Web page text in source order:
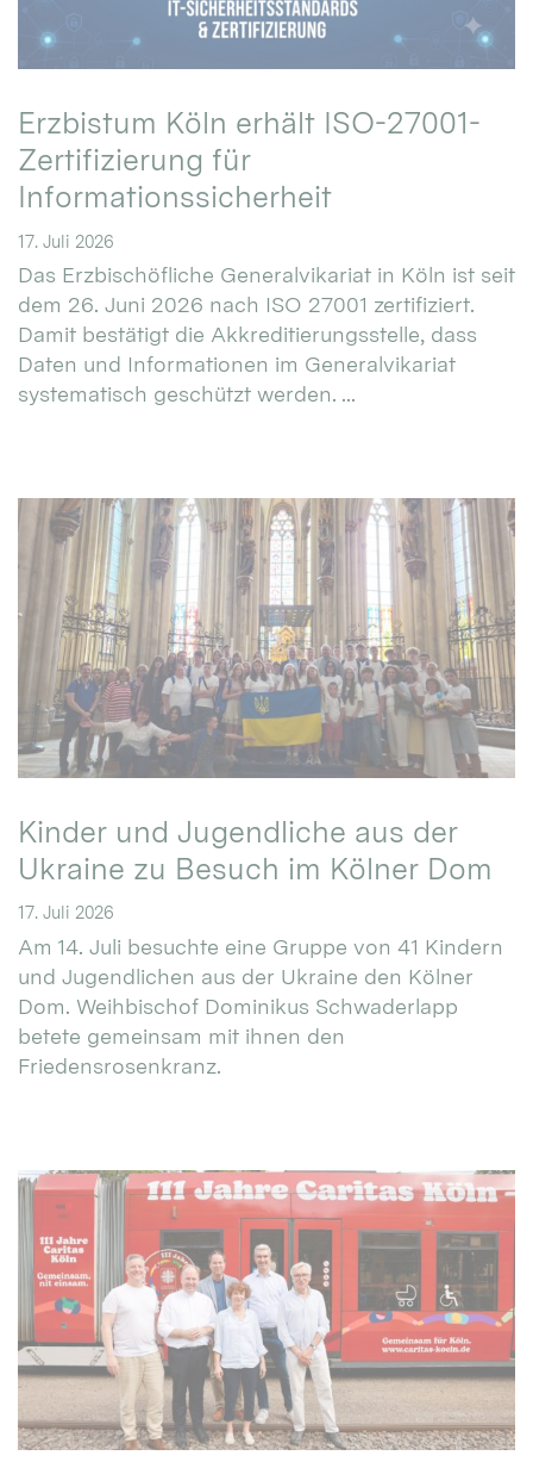
Erzbistum Köln erhält ISO-27001-
Zertifizierung für
Informationssicherheit
17. Juli 2026
Das Erzbischöfliche Generalvikariat in Köln ist seit
dem 26. Juni 2026 nach ISO 27001 zertifiziert.
Damit bestätigt die Akkreditierungsstelle, dass
Daten und Informationen im Generalvikariat
systematisch geschützt werden. ...
Kinder und Jugendliche aus der
Ukraine zu Besuch im Kölner Dom
17. Juli 2026
Am 14. Juli besuchte eine Gruppe von 41 Kindern
und Jugendlichen aus der Ukraine den Kölner
Dom. Weihbischof Dominikus Schwaderlapp
betete gemeinsam mit ihnen den
Friedensrosenkranz.